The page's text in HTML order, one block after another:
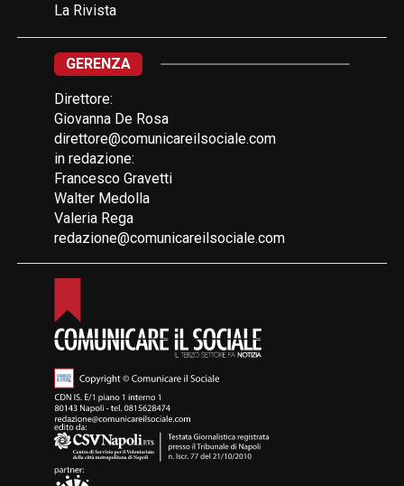
La Rivista
GERENZA
Direttore:
Giovanna De Rosa
direttore@comunicareilsociale.com
in redazione:
Francesco Gravetti
Walter Medolla
Valeria Rega
redazione@comunicareilsociale.com